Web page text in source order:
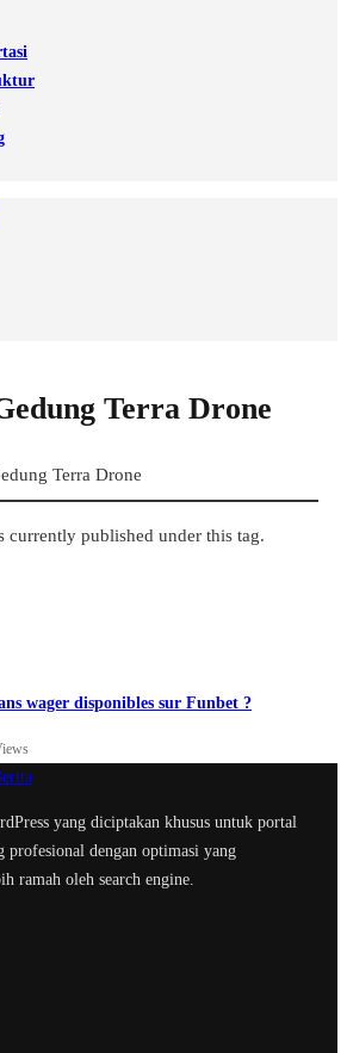
Terra Drone
Terra Drone
currently published under this tag.
wager disponibles sur Funbet ?
yang diciptakan khusus untuk portal
profesional dengan optimasi yang
ramah oleh search engine.